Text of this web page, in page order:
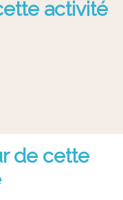
activité
de cette